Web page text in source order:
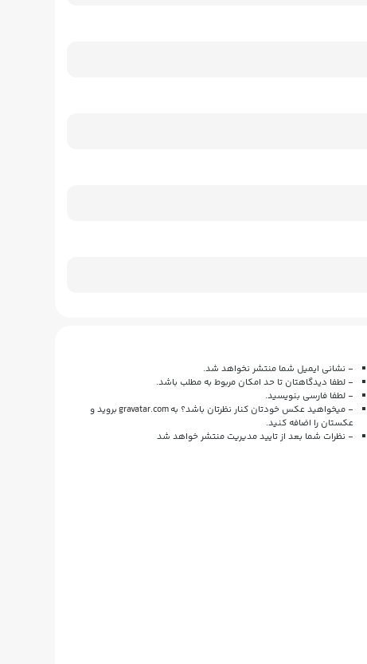
- نشانی ایمیل شما منتشر نخواهد شد.
- لطفا دیدگاهتان تا حد امکان مربوط به مطلب باشد.
- لطفا فارسی بنویسید.
- میخواهید عکس خودتان کنار نظرتان باشد؟ بهgravatar.comبروید و
عکستان را اضافه کنید.
- نظرات شما بعد از تایید مدیریت منتشر خواهد شد